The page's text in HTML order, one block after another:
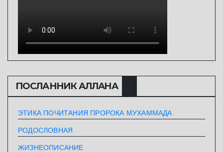
ПОСЛАННИК АЛЛАHА
ЭТИКА ПОЧИТАНИЯ ПРОРОКА МУХАММАДА
РОДОСЛОВНАЯ
ЖИЗНЕОПИСАНИЕ